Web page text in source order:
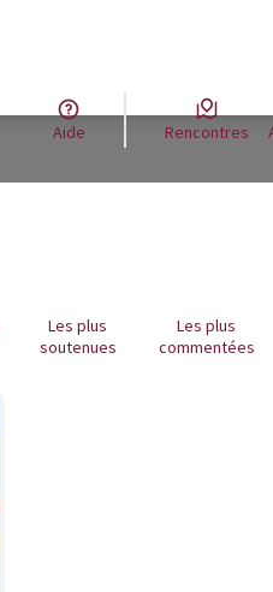
Aide Rencontres
Les plus
soutenues
Les plus
commentées